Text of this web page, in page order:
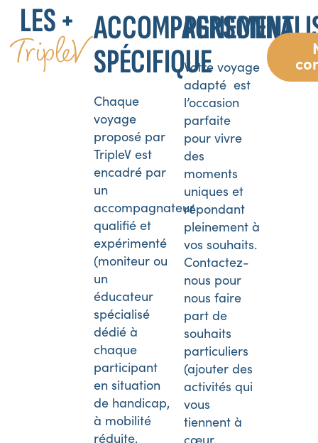
LES +
TripleV
ACCOMPAGNEMENT
SPÉCIFIQUE
Chaque
voyage
proposé par
TripleV est
encadré par
un
accompagnateur
qualifié et
expérimenté
(moniteur ou
un
éducateur
spécialisé
dédié à
chaque
participant
en situation
de handicap,
à mobilité
réduite,
Votre voyage
adapté est
l’occasion
parfaite
pour vivre
des
moments
uniques et
répondant
pleinement à
vos souhaits.
Contactez-
nous pour
nous faire
part de
souhaits
particuliers
(ajouter des
activités qui
vous
tiennent à